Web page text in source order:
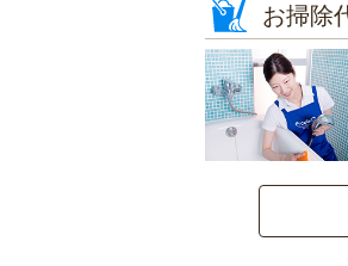
お掃除